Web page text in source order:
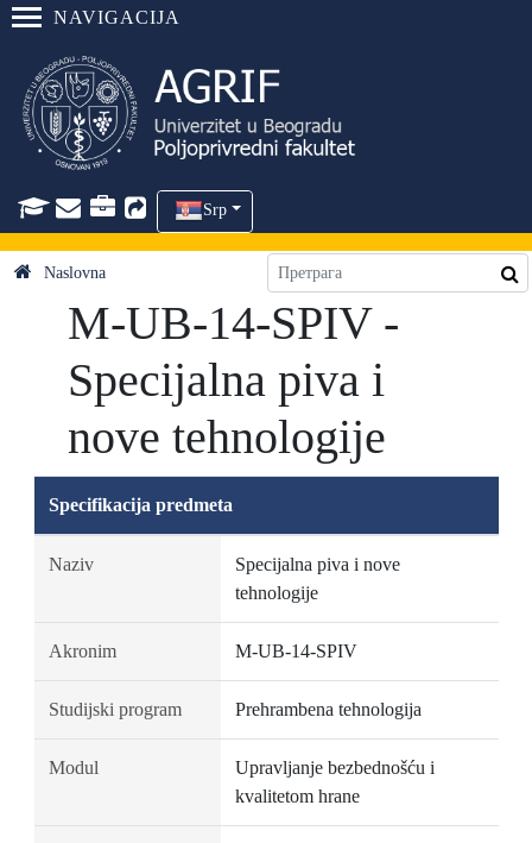
NAVIGACIJA
Srp
Naslovna
M-UB-14-SPIV -
Specijalna piva i
nove tehnologije
Specifikacija predmeta
Naziv
Specijalna piva i nove
tehnologije
Akronim M-UB-14-SPIV
Studijski program Prehrambena tehnologija
Modul
Upravljanje bezbednošću i
kvalitetom hrane